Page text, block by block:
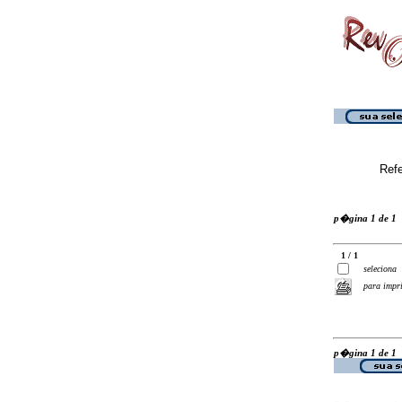
p�gina 1 de 1
1 / 1
seleciona
para
p�gina 1 de 1